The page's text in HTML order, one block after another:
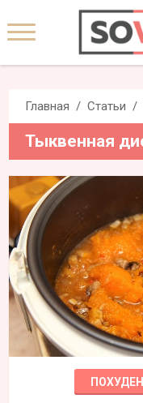
Главная Статьи
Тыквенная